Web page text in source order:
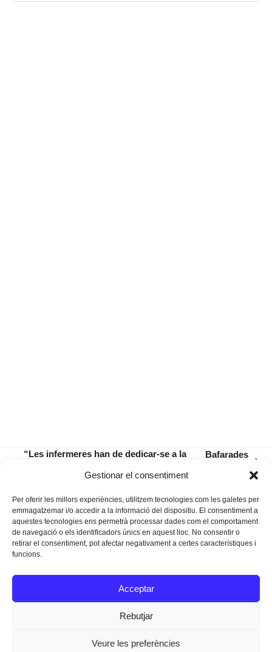
Gestionar el consentiment
Per oferir les millors experiències, utilitzem tecnologies com les galetes per
emmagatzemar i/o accedir a la informació del dispositiu. El consentiment a
aquestes tecnologies ens permetrà processar dades com el comportament
de navegació o els identificadors únics en aquest lloc. No consentir o
retirar el consentiment, pot afectar negativament a certes característiques i
funcions.
Acceptar
Rebutjar
Veure les preferències
“Les infermeres han de dedicar-se a la
feina assistencial”
Bafarades
Instagram
Facebook
Twitter
Texts Legals